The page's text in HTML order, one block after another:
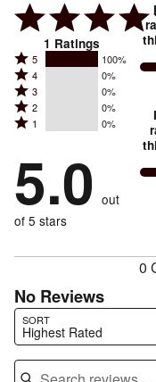
1 Ratings
Rated
5
stars
by
of
reviewers
5 100%
Rated
4
stars
by
of
reviewers
4 0%
Rated
3
stars
0%
of
reviewers
3 0%
Rated
2
by
0%
of
reviewers
2 0%
Rated
stars
by
0%
of
1 0%
5.0 out
of 5 stars
0
No Reviews
SORT
Highest Rated
Search reviews…